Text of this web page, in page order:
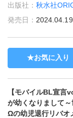
出版社：秋水社
発売日： 2024.04.19
お気に入り
【モバイルBL宣言
が幼くなりまして
Ωの幼児退行リバオ